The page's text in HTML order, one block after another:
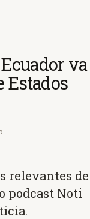
va
Estados
relevantes de
podcast Noti